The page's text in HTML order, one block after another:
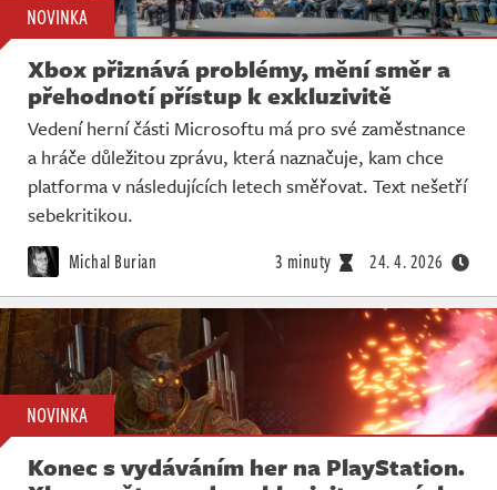
NOVINKA
Xbox přiznává problémy, mění směr a
přehodnotí přístup k exkluzivitě
Vedení herní části Microsoftu má pro své zaměstnance
a hráče důležitou zprávu, která naznačuje, kam chce
platforma v následujících letech směřovat. Text nešetří
sebekritikou.
Michal Burian 3 minuty 24. 4. 2026
NOVINKA
Konec s vydáváním her na PlayStation.